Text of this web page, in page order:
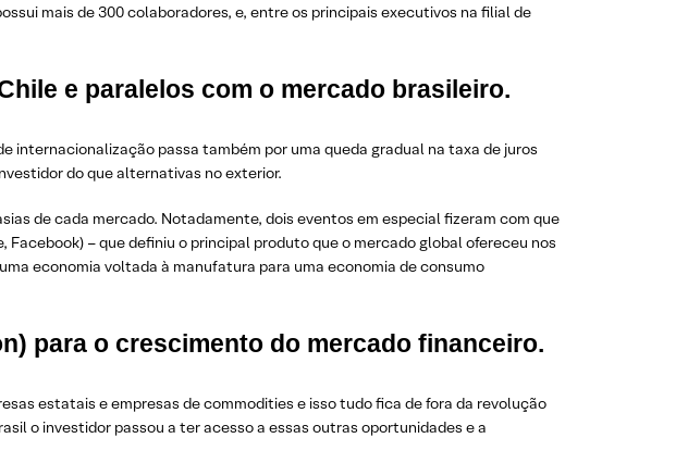
mais de 300 colaboradores, e, entre os principais executivos na filial de
e paralelos com o mercado brasileiro.
internacionalização passa também por uma queda gradual na taxa de juros
do que alternativas no exterior.
de cada mercado. Notadamente, dois eventos em especial fizeram com que
– que definiu o principal produto que o mercado global ofereceu nos
economia voltada à manufatura para uma economia de consumo
para o crescimento do mercado financeiro.
estatais e empresas de commodities e isso tudo fica de fora da revolução
o investidor passou a ter acesso a essas outras oportunidades e a